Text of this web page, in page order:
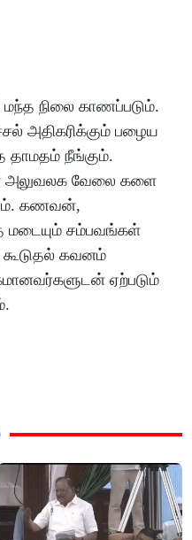
மந்த நிலை காணப்படும்.
அதிகரிக்கும் பழைய
தாமதம் நீங்கும்.
அலுவலக வேலை களை
.கணவன்,
மடையும் சம்பவங்கள்
கூடுதல் கவனம்
ஏற்படும்
.